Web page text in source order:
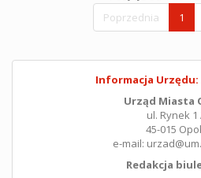
Poprzednia
1
Informacja Urzędu:
Urząd Miasta
ul. Rynek 1
45-015
e-mail:
Redakcja